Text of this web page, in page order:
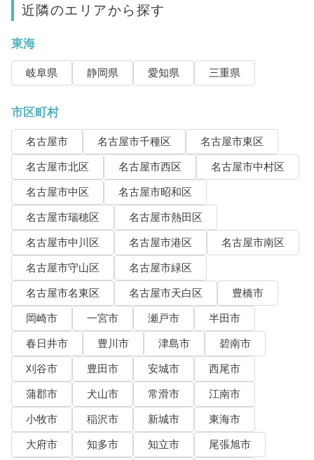
近隣のエリアから探す
東海
岐阜県 静岡県 愛知県 三重県
市区町村
名古屋市 名古屋市千種区
名古屋市東区
名古屋市北区
名古屋市西区
名古屋市中村区
名古屋市中区
名古屋市昭和区
名古屋市瑞穂区
名古屋市熱田区
名古屋市中川区
名古屋市港区
名古屋市南区
名古屋市守山区
名古屋市緑区
名古屋市名東区
名古屋市天白区
豊橋市
岡崎市
一宮市 瀬戸市
半田市
春日井市
豊川市 津島市
碧南市
刈谷市
豊田市 安城市
西尾市
蒲郡市
犬山市 常滑市
江南市
小牧市
稲沢市 新城市
東海市
大府市
知多市 知立市
尾張旭市